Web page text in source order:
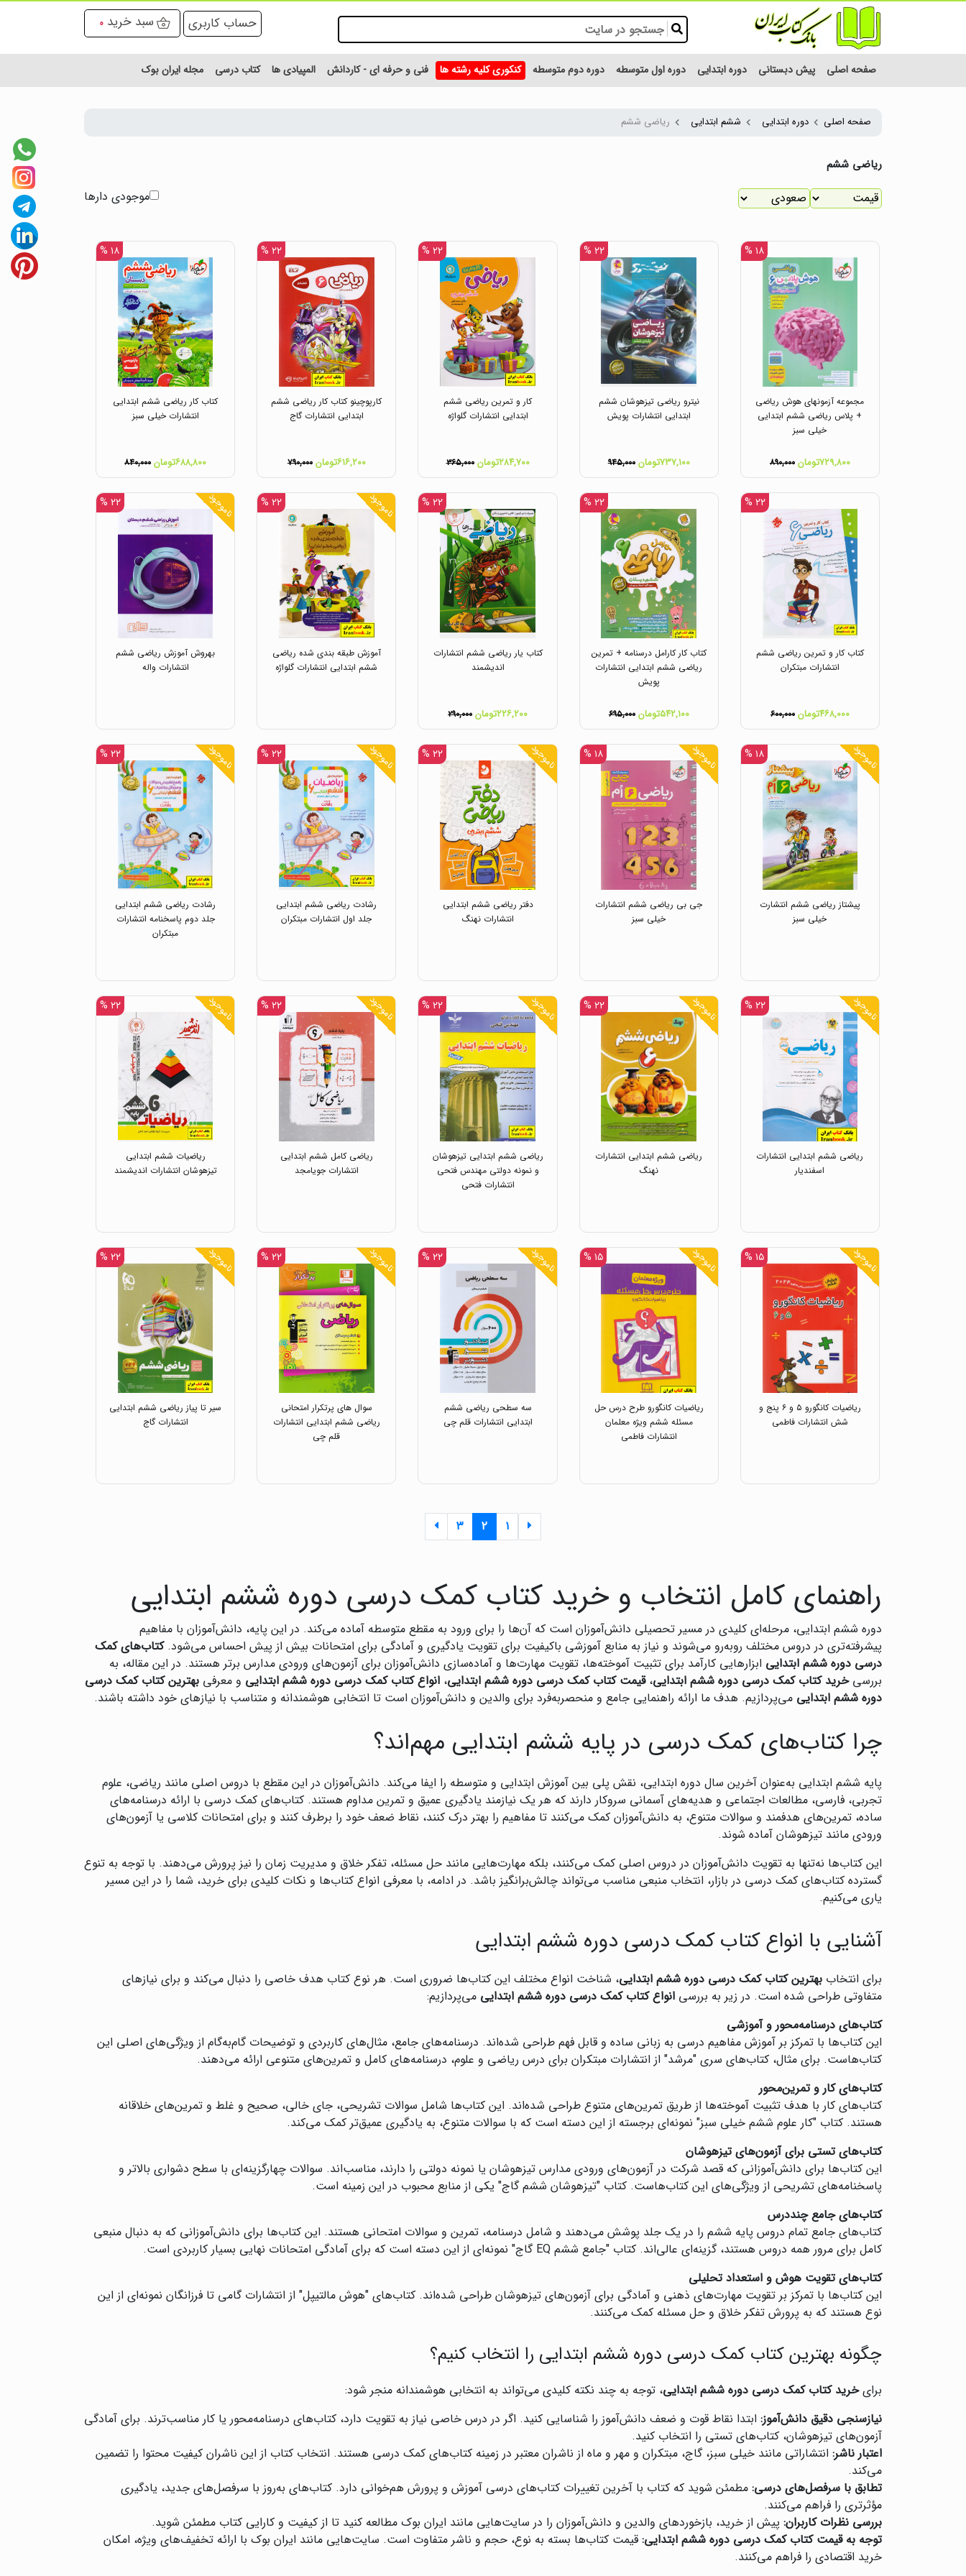
حساب کاربری سبد خرید 0
صفحه اصلی پیش دبستانی دوره ابتدایی دوره اول متوسطه دوره دوم متوسطه کنکوری کلیه رشته ها فنی و حرفه ای - کاردانش المپیادی ها کتاب درسی مجله ایران بوک
صفحه اصلی دوره ابتدایی ششم ابتدایی ریاضی ششم
ریاضی ششم
موجودی دارها
۱۸ %
مجموعه آزمونهای هوش ریاضی
+ پلاس ریاضی ششم ابتدایی
خیلی سبز
۷۲۹,۸۰۰تومان ۸۹۰,۰۰۰
۲۲ %
نیترو ریاضی تیزهوشان ششم
ابتدایی انتشارات پویش
۷۳۷,۱۰۰تومان ۹۴۵,۰۰۰
۲۲ %
کار و تمرین ریاضی ششم
ابتدایی انتشارات گلواژه
۲۸۴,۷۰۰تومان ۳۶۵,۰۰۰
۲۲ %
کارپوچینو کتاب کار ریاضی ششم
ابتدایی انتشارات گاج
۶۱۶,۲۰۰تومان ۷۹۰,۰۰۰
۱۸ %
کتاب کار ریاضی ششم ابتدایی
انتشارات خیلی سبز
۶۸۸,۸۰۰تومان ۸۴۰,۰۰۰
۲۲ %
کتاب کار و تمرین ریاضی ششم
انتشارات مبتکران
۴۶۸,۰۰۰تومان ۶۰۰,۰۰۰
۲۲ %
کتاب کار کارامل درسنامه + تمرین
ریاضی ششم ابتدایی انتشارات
پویش
۵۴۲,۱۰۰تومان ۶۹۵,۰۰۰
۲۲ %
کتاب یار ریاضی ششم انتشارات
اندیشمند
۲۲۶,۲۰۰تومان ۲۹۰,۰۰۰
ناموجود ۲۲ %
آموزش طبقه بندی شده ریاضی
ششم ابتدایی انتشارات گلواژه
ناموجود ۲۲ %
بهروش آموزش ریاضی ششم
انتشارات واله
ناموجود ۱۸ %
پیشتاز ریاضی ششم انتشارت
خیلی سبز
ناموجود ۱۸ %
جی بی ریاضی ششم انتشارات
خیلی سبز
ناموجود ۲۲ %
دفتر ریاضی ششم ابتدایی
انتشارات نهنگ
ناموجود ۲۲ %
رشادت ریاضی ششم ابتدایی
جلد اول انتشارات مبتکران
ناموجود ۲۲ %
رشادت ریاضی ششم ابتدایی
جلد دوم پاسخنامه انتشارات
مبتکران
ناموجود ۲۲ %
ریاضی ششم ابتدایی انتشارات
اسفندیار
ناموجود ۲۲ %
ریاضی ششم ابتدایی انتشارات
نهنگ
ناموجود ۲۲ %
ریاضی ششم ابتدایی تیزهوشان
و نمونه دولتی مهندس فتحی
انتشارات فتحی
ناموجود ۲۲ %
ریاضی کامل ششم ابتدایی
انتشارات جویامجد
ناموجود ۲۲ %
ریاضیات ششم ابتدایی
تیزهوشان انتشارات اندیشمند
ناموجود ۱۵ %
ریاضیات کانگورو ۵ و ۶ پنج و
شش انتشارات فاطمی
ناموجود ۱۵ %
ریاضیات کانگورو طرح درس حل
مسئله ششم ویژه معلمان
انتشارات فاطمی
ناموجود ۲۲ %
سه سطحی ریاضی ششم
ابتدایی انتشارات قلم چی
ناموجود ۲۲ %
سوال های پرتکرار امتحانی
ریاضی ششم ابتدایی انتشارات
قلم چی
ناموجود ۲۲ %
سیر تا پیاز ریاضی ششم ابتدایی
انتشارات گاج
۱ ۲ ۳
راهنمای کامل انتخاب و خرید کتاب کمک درسی دوره ششم ابتدایی
دوره ششم ابتدایی، مرحله‌ای کلیدی در مسیر تحصیلی دانش‌آموزان است که آن‌ها را برای ورود به مقطع متوسطه آماده می‌کند. در این پایه، دانش‌آموزان با مفاهیم
پیشرفته‌تری در دروس مختلف روبه‌رو می‌شوند و نیاز به منابع آموزشی باکیفیت برای تقویت یادگیری و آمادگی برای امتحانات بیش از پیش احساس می‌شود.کتاب‌های کمک
درسی دوره ششم ابتدایی ابزارهایی کارآمد برای تثبیت آموخته‌ها، تقویت مهارت‌ها و آماده‌سازی دانش‌آموزان برای آزمون‌های ورودی مدارس برتر هستند. در این مقاله، به
بررسیخرید کتاب کمک درسی دوره ششم ابتدایی،قیمت کتاب کمک درسی دوره ششم ابتدایی، انواع کتاب کمک درسی دوره ششم ابتدایی و معرفی بهترین کتاب کمک درسی
دوره ششم ابتدایی می‌پردازیم. هدف ما ارائه راهنمایی جامع و منحصربه‌فرد برای والدین و دانش‌آموزان است تا انتخابی هوشمندانه و متناسب با نیازهای خود داشته باشند.
چرا کتاب‌های کمک درسی در پایه ششم ابتدایی مهم‌اند؟
پایه ششم ابتدایی به‌عنوان آخرین سال دوره ابتدایی، نقش پلی بین آموزش ابتدایی و متوسطه را ایفا می‌کند. دانش‌آموزان در این مقطع با دروس اصلی مانند ریاضی، علوم
تجربی، فارسی، مطالعات اجتماعی و هدیه‌های آسمانی سروکار دارند که هر یک نیازمند یادگیری عمیق و تمرین مداوم هستند. کتاب‌های کمک درسی با ارائه درسنامه‌های
ساده، تمرین‌های هدفمند و سوالات متنوع، به دانش‌آموزان کمک می‌کنند تا مفاهیم را بهتر درک کنند، نقاط ضعف خود را برطرف کنند و برای امتحانات کلاسی یا آزمون‌های
ورودی مانند تیزهوشان آماده شوند.
این کتاب‌ها نه‌تنها به تقویت دانش‌آموزان در دروس اصلی کمک می‌کنند، بلکه مهارت‌هایی مانند حل مسئله، تفکر خلاق و مدیریت زمان را نیز پرورش می‌دهند. با توجه به تنوع
گسترده کتاب‌های کمک درسی در بازار، انتخاب منبعی مناسب می‌تواند چالش‌برانگیز باشد. در ادامه، با معرفی انواع کتاب‌ها و نکات کلیدی برای خرید، شما را در این مسیر
یاری می‌کنیم.
آشنایی با انواع کتاب کمک درسی دوره ششم ابتدایی
برای انتخاب بهترین کتاب کمک درسی دوره ششم ابتدایی، شناخت انواع مختلف این کتاب‌ها ضروری است. هر نوع کتاب هدف خاصی را دنبال می‌کند و برای نیازهای
متفاوتی طراحی شده است. در زیر به بررسی انواع کتاب کمک درسی دوره ششم ابتدایی می‌پردازیم:
کتاب‌های درسنامه‌محور و آموزشی
این کتاب‌ها با تمرکز بر آموزش مفاهیم درسی به زبانی ساده و قابل فهم طراحی شده‌اند. درسنامه‌های جامع، مثال‌های کاربردی و توضیحات گام‌به‌گام از ویژگی‌های اصلی این
کتاب‌هاست. برای مثال، کتاب‌های سری "مرشد" از انتشارات مبتکران برای درس ریاضی و علوم، درسنامه‌های کامل و تمرین‌های متنوعی ارائه می‌دهند.
کتاب‌های کار و تمرین‌محور
کتاب‌های کار با هدف تثبیت آموخته‌ها از طریق تمرین‌های متنوع طراحی شده‌اند. این کتاب‌ها شامل سوالات تشریحی، جای خالی، صحیح و غلط و تمرین‌های خلاقانه
هستند. کتاب "کار علوم ششم خیلی سبز" نمونه‌ای برجسته از این دسته است که با سوالات متنوع، به یادگیری عمیق‌تر کمک می‌کند.
کتاب‌های تستی برای آزمون‌های تیزهوشان
این کتاب‌ها برای دانش‌آموزانی که قصد شرکت در آزمون‌های ورودی مدارس تیزهوشان یا نمونه دولتی را دارند، مناسب‌اند. سوالات چهارگزینه‌ای با سطح دشواری بالاتر و
پاسخنامه‌های تشریحی از ویژگی‌های این کتاب‌هاست. کتاب "تیزهوشان ششم گاج" یکی از منابع محبوب در این زمینه است.
کتاب‌های جامع چنددرس
کتاب‌های جامع تمام دروس پایه ششم را در یک جلد پوشش می‌دهند و شامل درسنامه، تمرین و سوالات امتحانی هستند. این کتاب‌ها برای دانش‌آموزانی که به دنبال منبعی
کامل برای مرور همه دروس هستند، گزینه‌ای عالی‌اند. کتاب "جامع ششم EQ گاج" نمونه‌ای از این دسته است که برای آمادگی امتحانات نهایی بسیار کاربردی است.
کتاب‌های تقویت هوش و استعداد تحلیلی
این کتاب‌ها با تمرکز بر تقویت مهارت‌های ذهنی و آمادگی برای آزمون‌های تیزهوشان طراحی شده‌اند. کتاب‌های "هوش مالتیپل" از انتشارات گامی تا فرزانگان نمونه‌ای از این
نوع هستند که به پرورش تفکر خلاق و حل مسئله کمک می‌کنند.
چگونه بهترین کتاب کمک درسی دوره ششم ابتدایی را انتخاب کنیم؟
برایخرید کتاب کمک درسی دوره ششم ابتدایی، توجه به چند نکته کلیدی می‌تواند به انتخابی هوشمندانه منجر شود:
نیازسنجی دقیق دانش‌آموز: ابتدا نقاط قوت و ضعف دانش‌آموز را شناسایی کنید. اگر در درس خاصی نیاز به تقویت دارد، کتاب‌های درسنامه‌محور یا کار مناسب‌ترند. برای آمادگی
آزمون‌های تیزهوشان، کتاب‌های تستی را انتخاب کنید.
اعتبار ناشر: انتشاراتی مانند خیلی سبز، گاج، مبتکران و مهر و ماه از ناشران معتبر در زمینه کتاب‌های کمک درسی هستند. انتخاب کتاب از این ناشران کیفیت محتوا را تضمین
می‌کند.
تطابق با سرفصل‌های درسی: مطمئن شوید که کتاب با آخرین تغییرات کتاب‌های درسی آموزش و پرورش هم‌خوانی دارد. کتاب‌های به‌روز با سرفصل‌های جدید، یادگیری
مؤثرتری را فراهم می‌کنند.
بررسی نظرات کاربران: پیش از خرید، بازخوردهای والدین و دانش‌آموزان را در سایت‌هایی مانند ایران بوک مطالعه کنید تا از کیفیت و کارایی کتاب مطمئن شوید.
توجه به قیمت کتاب کمک درسی دوره ششم ابتدایی: قیمت کتاب‌ها بسته به نوع، حجم و ناشر متفاوت است. سایت‌هایی مانند ایران بوک با ارائه تخفیف‌های ویژه، امکان
خرید اقتصادی را فراهم می‌کنند.